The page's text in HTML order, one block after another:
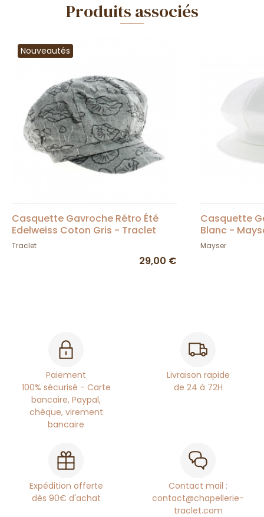
Produits associés
Nouveautés
Casquette Gavroche Rétro Été
Edelweiss Coton Gris - Traclet
Traclet
29,00 €
Casquette
Blanc -
Mayser
Paiement
100% sécurisé - Carte
bancaire, Paypal,
chèque, virement
bancaire
Livraison rapide
de 24 à 72H
Expédition offerte
dès 90€ d'achat
Contact mail :
contact@chapellerie-
traclet.com